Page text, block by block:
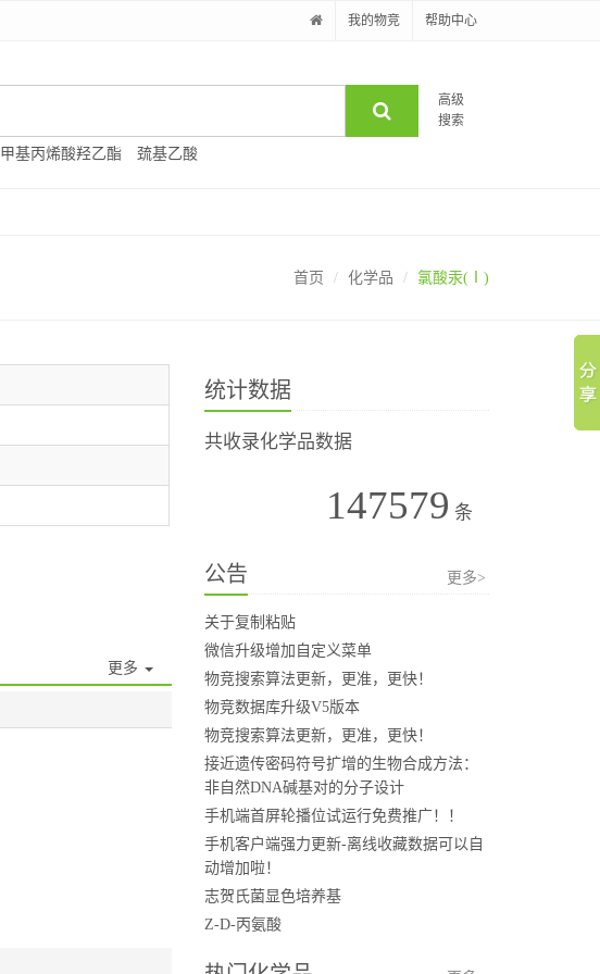
我的物竞 帮助中心
高级
搜索
甲基丙烯酸羟乙酯 巯基乙酸
首页 化学品 氯酸汞(Ⅰ)
更多
统计数据
共收录化学品数据
147579 条
公告 更多>
关于复制粘贴
微信升级增加自定义菜单
物竞搜索算法更新，更准，更快！
物竞数据库升级V5版本
物竞搜索算法更新，更准，更快！
接近遗传密码符号扩增的生物合成方法：
非自然DNA碱基对的分子设计
手机端首屏轮播位试运行免费推广！！
手机客户端强力更新-离线收藏数据可以自
动增加啦！
志贺氏菌显色培养基
Z-D-丙氨酸